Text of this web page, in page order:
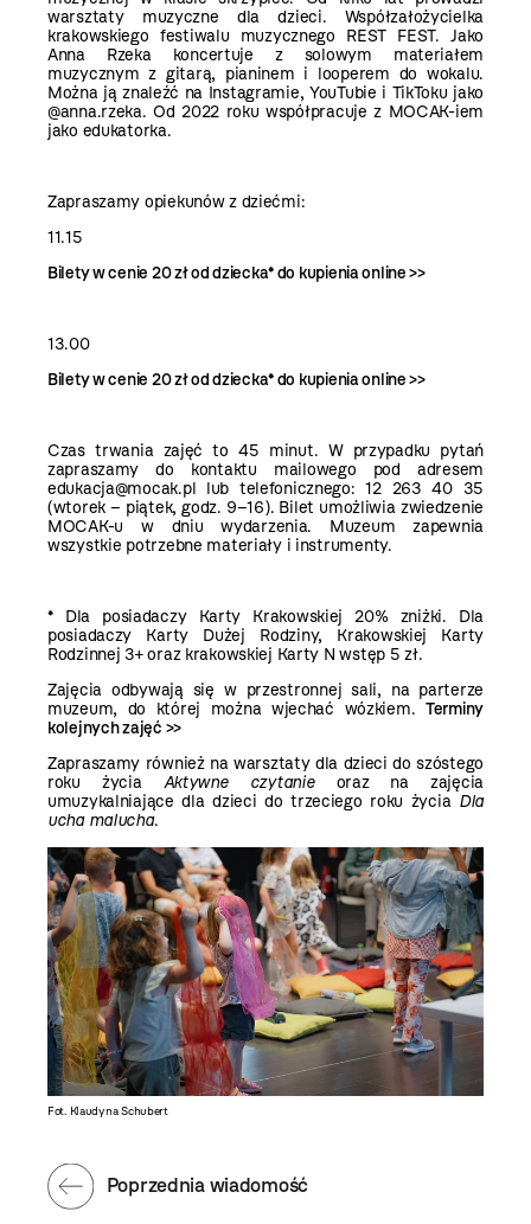
warsztaty muzyczne dla dzieci. Współzałożycielka
krakowskiego festiwalu muzycznego REST FEST. Jako
Anna Rzeka koncertuje z solowym materiałem
muzycznym z gitarą, pianinem i looperem do wokalu.
Można ją znaleźć na Instagramie, YouTubie i TikToku jako
@anna.rzeka. Od 2022 roku współpracuje z MOCAK-iem
jako edukatorka.
Zapraszamy opiekunów z dziećmi:
11.15
Bilety w cenie 20 zł od dziecka* do kupieniaonline >>
13.00
Bilety w cenie 20 zł od dziecka* do kupieniaonline >>
Czas trwania zajęć to 45 minut. W przypadku pytań
zapraszamy do kontaktu mailowego pod adresem
edukacja@mocak.pl lub telefonicznego: 12 263 40 35
(wtorek – piątek, godz. 9–16). Bilet umożliwia zwiedzenie
MOCAK-u w dniu wydarzenia. Muzeum zapewnia
wszystkie potrzebne materiały i instrumenty.
* Dla posiadaczy Karty Krakowskiej 20% zniżki. Dla
posiadaczy Karty Dużej Rodziny, Krakowskiej Karty
Rodzinnej 3+ oraz krakowskiej Karty N wstęp 5 zł.
Zajęcia odbywają się w przestronnej sali, na parterze
muzeum, do której można wjechać wózkiem. Terminy
kolejnych zajęć >>
Zapraszamy również na warsztaty dla dzieci do szóstego
roku życia Aktywne czytanieoraz na zajęcia
umuzykalniające dla dzieci do trzeciego roku życia Dla
ucha malucha.
Fot. Klaudyna Schubert
Poprzednia wiadomość